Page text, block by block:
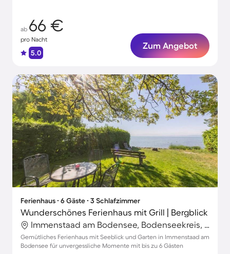
ab 66 €
pro Nacht
5.0
Zum Angebot
Ferienhaus ∙ 6 Gäste ∙ 3 Schlafzimmer
Wunderschönes Ferienhaus mit Grill | Bergblick
Immenstaad am Bodensee, Bodenseekreis, Deutschland
Gemütliches Ferienhaus mit Seeblick und Garten in Immenstaad am
Bodensee für unvergessliche Momente mit bis zu 6 Gästen